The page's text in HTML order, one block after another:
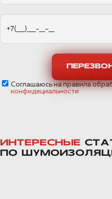
Соглашаюсь на правила
конфидециальности
ИНТЕРЕСНЫЕ
ПО